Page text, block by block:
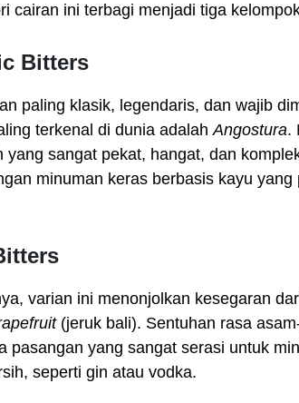
cairan ini terbagi menjadi tiga
Bitters
paling klasik, legendaris, dan wajib
terkenal di dunia adalahAngostura.
yang sangat pekat, hangat, dan
minuman keras berbasis kayu yang
varian ini menonjolkan kesegaran
(jeruk bali). Sentuhan rasa
pasangan yang sangat serasi untuk
seperti gin atau vodka.